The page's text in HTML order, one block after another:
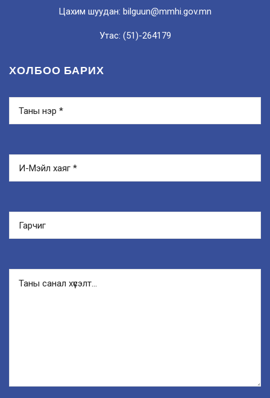
Цахим шуудан: bilguun@mmhi.gov.mn
Утас: (51)-264179
ХОЛБОО БАРИХ